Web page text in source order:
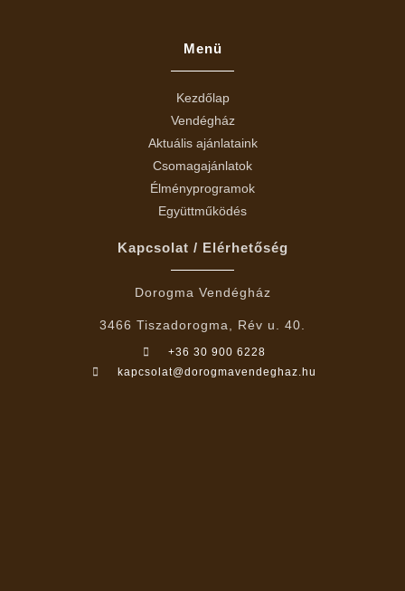
Menü
Kezdőlap
Vendégház
Aktuális ajánlataink
Csomagajánlatok
Élményprogramok
Együttműködés
Kapcsolat / Elérhetőség
Dorogma Vendégház
3466 Tiszadorogma, Rév u. 40.
+36 30 900 6228
kapcsolat@dorogmavendeghaz.hu